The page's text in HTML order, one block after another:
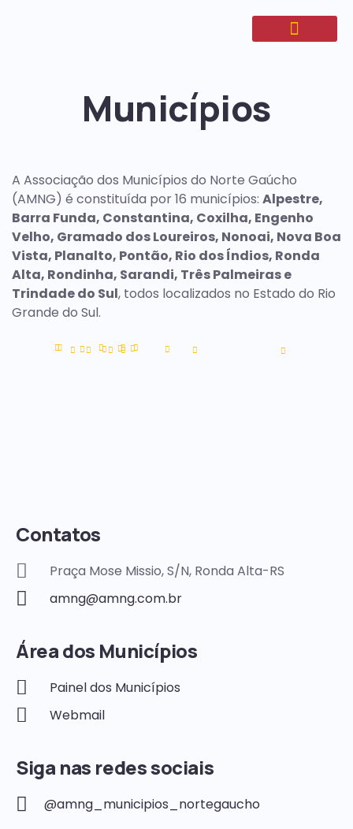
Municípios
A Associação dos Municípios do Norte Gaúcho
(AMNG) é constituída por 16 municípios: Alpestre,
Barra Funda, Constantina, Coxilha, Engenho
Velho, Gramado dos Loureiros, Nonoai, Nova Boa
Vista, Planalto, Pontão, Rio dos Índios, Ronda
Alta, Rondinha, Sarandi, Três Palmeiras e
Trindade do Sul, todos localizados no Estado do Rio
Grande do Sul.
Contatos
Praça Mose Missio, S/N, Ronda Alta-RS
amng@amng.com.br
Área dos Municípios
Painel dos Municípios
Webmail
Siga nas redes sociais
@amng_municipios_nortegaucho